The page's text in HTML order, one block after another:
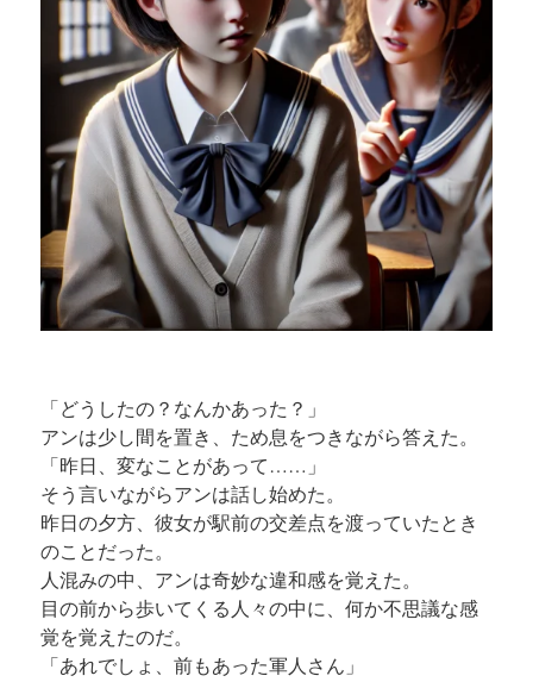
「どうしたの？なんかあった？」
アンは少し間を置き、ため息をつきながら答えた。
「昨日、変なことがあって……」
そう言いながらアンは話し始めた。
昨日の夕方、彼女が駅前の交差点を渡っていたとき
のことだった。
人混みの中、アンは奇妙な違和感を覚えた。
目の前から歩いてくる人々の中に、何か不思議な感
覚を覚えたのだ。
「あれでしょ、前もあった軍人さん」